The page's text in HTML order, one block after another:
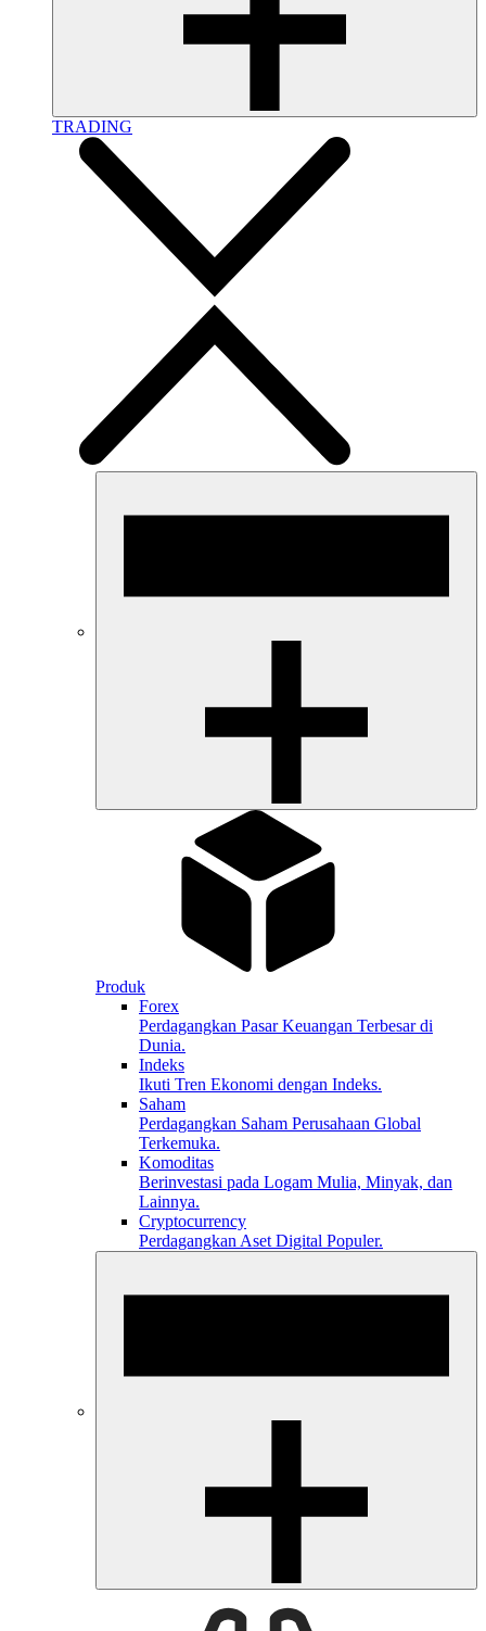
TRADING
Produk
Forex
Perdagangkan Pasar Keuangan Terbesar di
Dunia.
Indeks
Ikuti Tren Ekonomi dengan Indeks.
Saham
Perdagangkan Saham Perusahaan Global
Terkemuka.
Komoditas
Berinvestasi pada Logam Mulia, Minyak, dan
Lainnya.
Cryptocurrency
Perdagangkan Aset Digital Populer.